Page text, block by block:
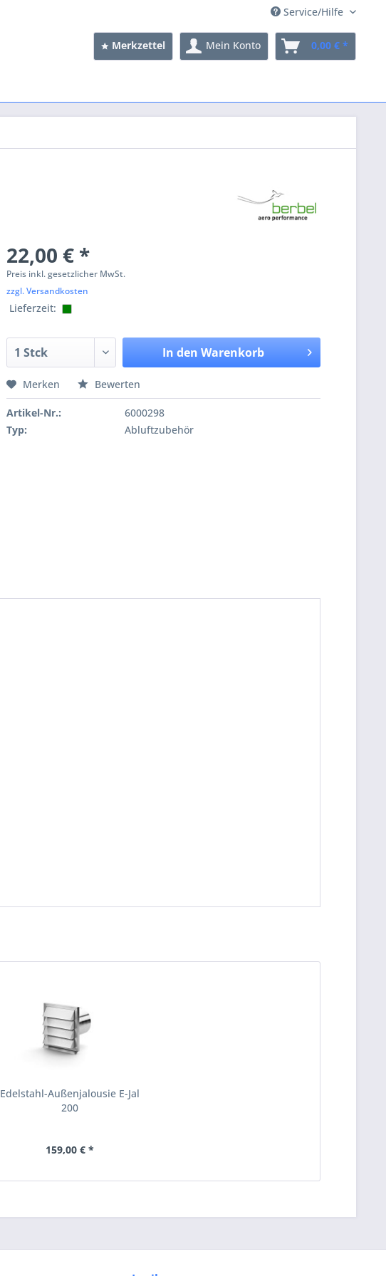
Service/Hilfe
Merkzettel Mein Konto 0,00 € *
22,00 € *
Preis inkl. gesetzlicher MwSt.
zzgl. Versandkosten
Lieferzeit:
In den Warenkorb
Merken Bewerten
Artikel-Nr.:
6000298
Typ:
Abluftzubehör
Edelstahl-Außenjalousie E-Jal
200
159,00 € *